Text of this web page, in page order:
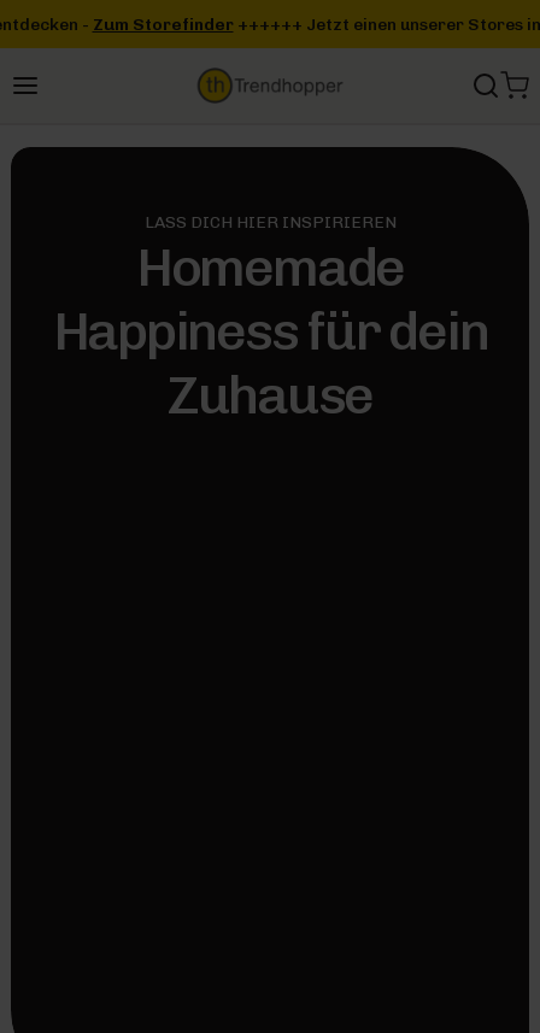
++++++ Jetzt einen unserer Stores in deiner Nähe
LASS DICH HIER INSPIRIEREN
Homemade
Happiness für dein
Zuhause